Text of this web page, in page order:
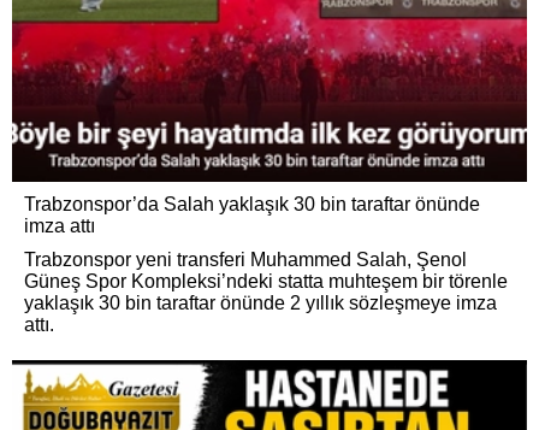
Trabzonspor’da Salah yaklaşık 30 bin taraftar önünde
imza attı
Trabzonspor yeni transferi Muhammed Salah, Şenol
Güneş Spor Kompleksi’ndeki statta muhteşem bir törenle
yaklaşık 30 bin taraftar önünde 2 yıllık sözleşmeye imza
attı.